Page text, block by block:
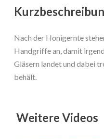
Nach der Honigernte
Handgriffe an, damit
Gläsern landet und dabei
behält.
Weitere Videos